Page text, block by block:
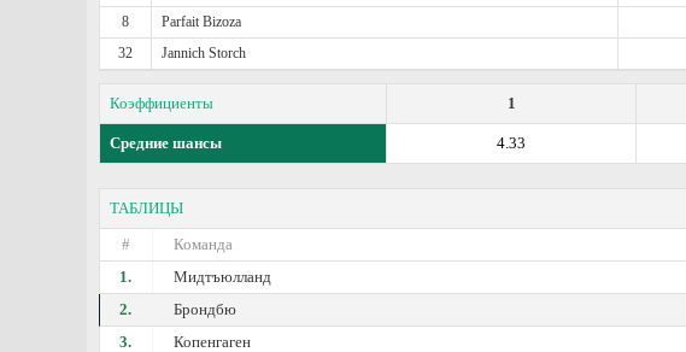
8
Parfait Bizoza
32
Jannich Storch
Коэффициенты 1
Средние шансы 4.33
ТАБЛИЦЫ
#
Команда
1.
Мидтъюлланд
2.
Брондбю
3.
Копенгаген